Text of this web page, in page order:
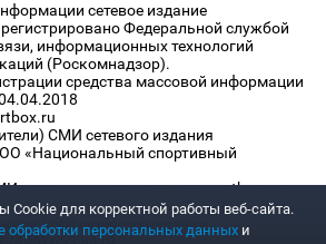
сетевое издание
Федеральной службой
информационных технологий
(Роскомнадзор).
средства массовой информации
СМИ сетевого издания
«Национальный спортивный
сетевого издания «www.sportbox.ru»:
СМИ сетевого издания
для корректной работы веб-сайта.
обработки персональных данных и